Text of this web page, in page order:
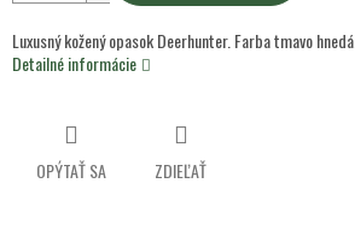
Luxusný kožený opasok Deerhunter. Farba tmavo hnedá.
Detailné informácie
OPÝTAŤ SA ZDIEĽAŤ